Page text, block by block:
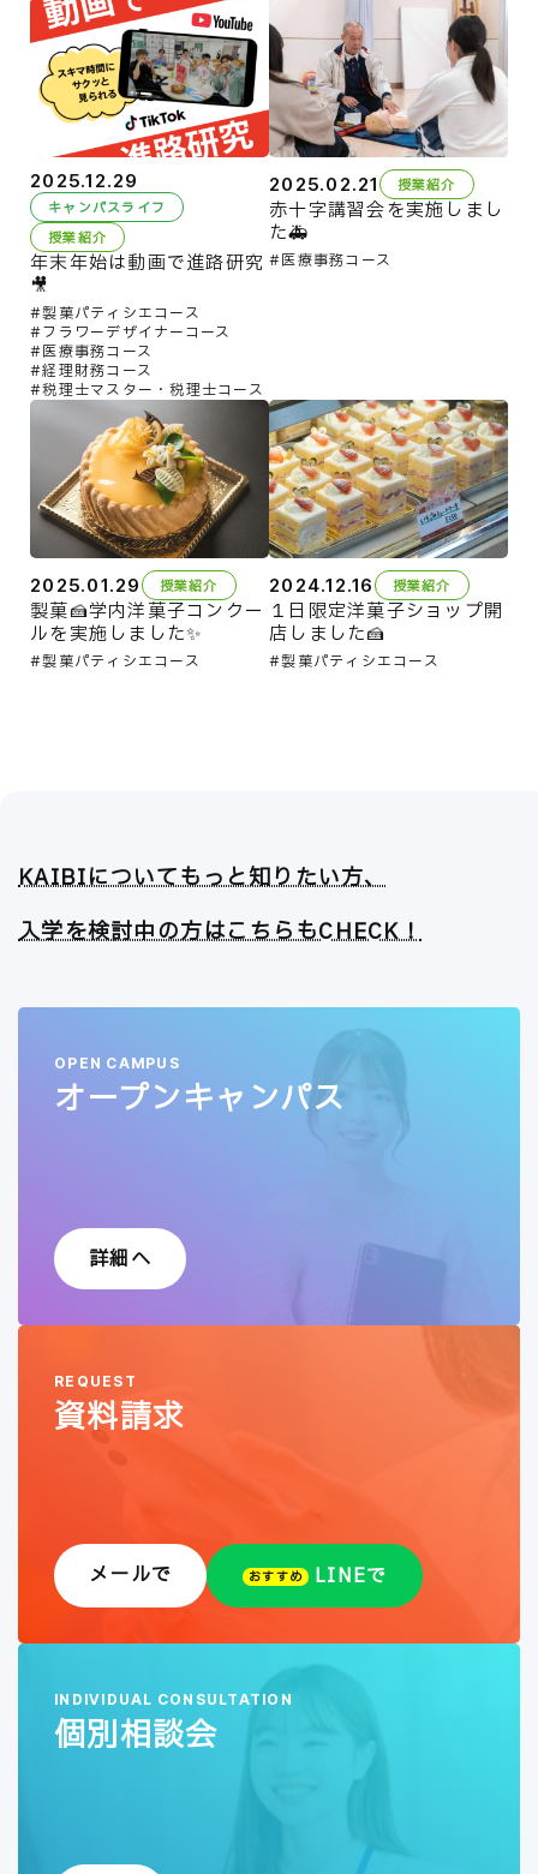
2025.12.29
キャンパスライフ
授業紹介
年末年始は動画で進路研究
🎥
製菓パティシエコース
フラワーデザイナーコース
医療事務コース
経理財務コース
税理士マスター・税理士コース
2025.02.21 授業紹介
赤十字講習会を実施しまし
た🚑
医療事務コース
2025.01.29 授業紹介
製菓🍰学内洋菓子コンクー
ルを実施しました✨
製菓パティシエコース
2024.12.16 授業紹介
１日限定洋菓子ショップ開
店しました🍰
製菓パティシエコース
KAIBIについてもっと知りたい方、
入学を検討中の方はこちらもCHECK！
OPEN CAMPUS
オープンキャンパス
詳細へ
REQUEST
資料請求
メールで おすすめ LINEで
INDIVIDUAL CONSULTATION
個別相談会